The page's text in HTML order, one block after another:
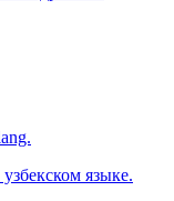
языке.